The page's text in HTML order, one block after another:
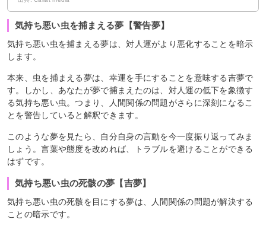
気持ち悪い虫を捕まえる夢【警告夢】
気持ち悪い虫を捕まえる夢は、対人運がより悪化することを暗示
します。
本来、虫を捕まえる夢は、幸運を手にすることを意味する吉夢で
す。しかし、あなたが夢で捕まえたのは、対人運の低下を象徴す
る気持ち悪い虫。つまり、人間関係の問題がさらに深刻になるこ
とを警告していると解釈できます。
このような夢を見たら、自分自身の言動を今一度振り返ってみま
しょう。言葉や態度を改めれば、トラブルを避けることができる
はずです。
気持ち悪い虫の死骸の夢【吉夢】
気持ち悪い虫の死骸を目にする夢は、人間関係の問題が解決する
ことの暗示です。